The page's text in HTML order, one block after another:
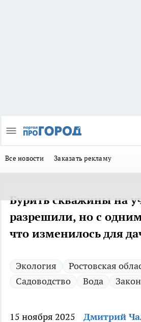
Все новости Заказать рекламу
Бурить скважины на
разрешили, но с
что изменилось для
Экология
Ростовская
Садоводство
Вода Закон
15 ноября 2025
Дмитрий